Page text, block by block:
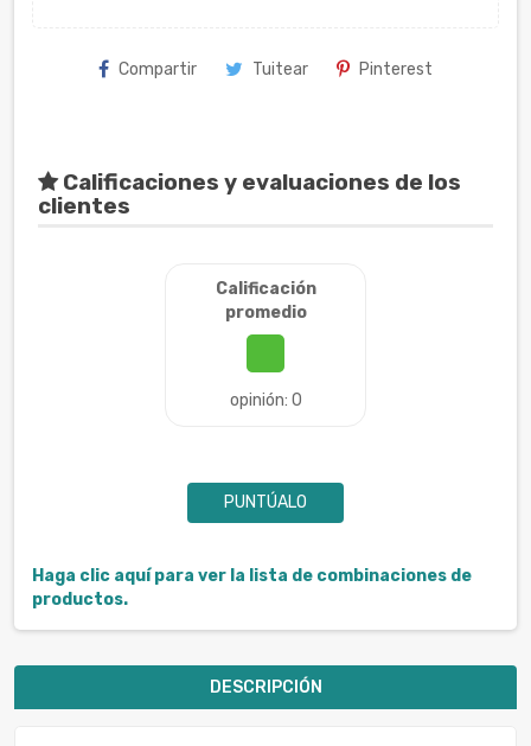
Compartir Tuitear Pinterest
Calificaciones y evaluaciones de los
clientes
Calificación
promedio
opinión: 0
PUNTÚALO
Haga clic aquí para ver la lista de combinaciones de
productos.
DESCRIPCIÓN